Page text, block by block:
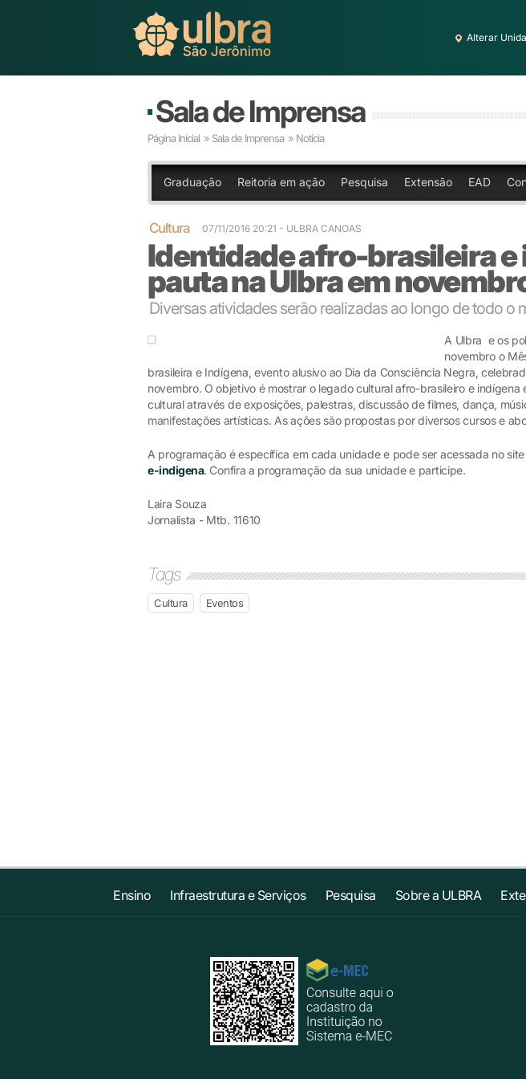
Alterar
Sala de Imprensa
Página Inicial » Sala de Imprensa » Notícia
Graduação Reitoria em ação Pesquisa Extensão EAD
Cultura 07/11/2016 20:21 - ULBRA CANOAS
Identidade afro-brasileira e
pauta na Ulbra em
Diversas atividades serão realizadas ao longo de todo o
A Ulbra e os
novembro o
brasileira e Indígena, evento alusivo ao Dia da Consciência Negra,
novembro. O objetivo é mostrar o legado cultural afro-brasileiro e indígena
cultural através de exposições, palestras, discussão de filmes, dança,
manifestações artísticas. As ações são propostas por diversos cursos e
A programação é específica em cada unidade e pode ser acessada no site
e-indigena. Confira a programação da sua unidade e participe.
Laira Souza
Jornalista - Mtb. 11610
Tags
Cultura Eventos
Ensino Infraestrutura e Serviços Pesquisa Sobre a ULBRA